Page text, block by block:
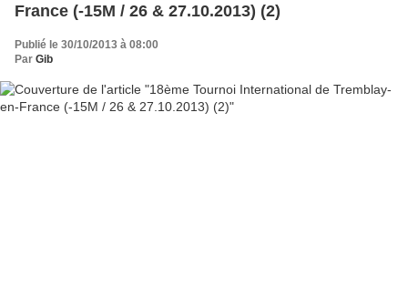
France (-15M / 26 & 27.10.2013) (2)
Publié le 30/10/2013 à 08:00
Par Gib